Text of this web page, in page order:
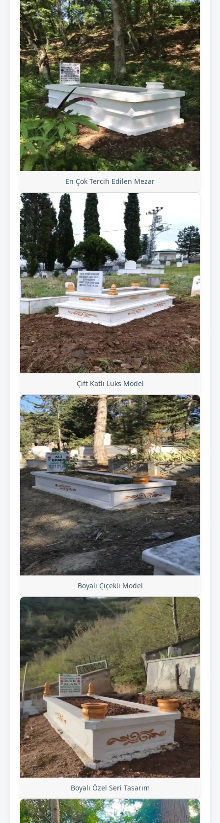
En Çok Tercih Edilen Mezar
Çift Katlı Lüks Model
Boyalı Çiçekli Model
Boyalı Özel Seri Tasarım